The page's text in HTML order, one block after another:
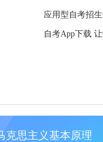
应用型自考招
自考App下载
克思主义基本原理